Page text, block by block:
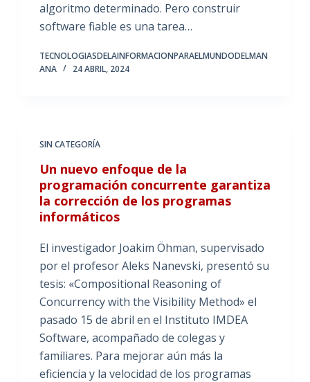
algoritmo determinado. Pero construir
software fiable es una tarea…
TECNOLOGIASDELAINFORMACIONPARAELMUNDODELMAN
ANA
24 ABRIL, 2024
SIN CATEGORÍA
Un nuevo enfoque de la
programación concurrente garantiza
la corrección de los programas
informáticos
El investigador Joakim Öhman, supervisado
por el profesor Aleks Nanevski, presentó su
tesis: «Compositional Reasoning of
Concurrency with the Visibility Method» el
pasado 15 de abril en el Instituto IMDEA
Software, acompañado de colegas y
familiares. Para mejorar aún más la
eficiencia y la velocidad de los programas